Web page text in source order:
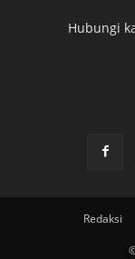
Hubungi
Redaksi